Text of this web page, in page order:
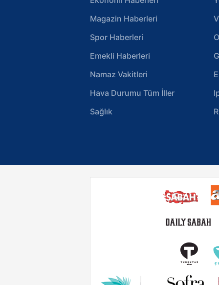
Magazin Haberleri
Spor Haberleri
Emekli Haberleri
Namaz Vakitleri
Hava Durumu Tüm İller
Sağlık